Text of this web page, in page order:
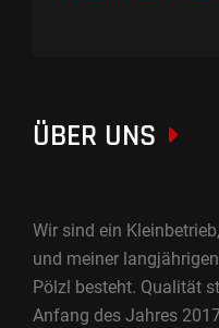
ÜBER UNS
Wir sind ein
und meiner
Pölzl besteht. Qualität
Anfang des Jahres